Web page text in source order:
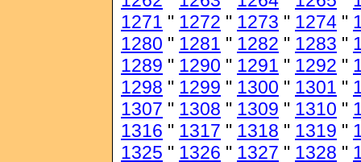
1271 " 1272 " 1273 " 1274 "
1280 " 1281 " 1282 " 1283 "
1289 " 1290 " 1291 " 1292 "
1298 " 1299 " 1300 " 1301 "
1307 " 1308 " 1309 " 1310 "
1316 " 1317 " 1318 " 1319 "
1325 " 1326 " 1327 " 1328 "